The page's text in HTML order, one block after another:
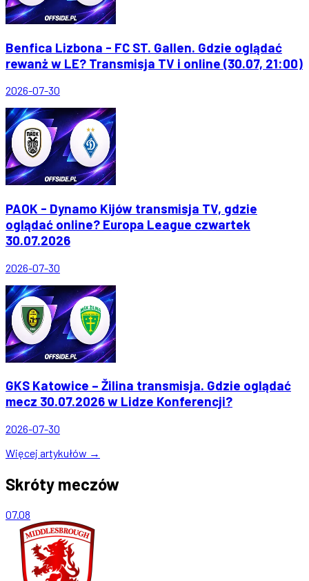
Benfica Lizbona - FC ST. Gallen. Gdzie oglądać
rewanż w LE? Transmisja TV i online (30.07, 21:00)
2026-07-30
PAOK - Dynamo Kijów transmisja TV, gdzie
oglądać online? Europa League czwartek
30.07.2026
2026-07-30
GKS Katowice – Žilina transmisja. Gdzie oglądać
mecz 30.07.2026 w Lidze Konferencji?
2026-07-30
Więcej artykułów →
Skróty meczów
07.08